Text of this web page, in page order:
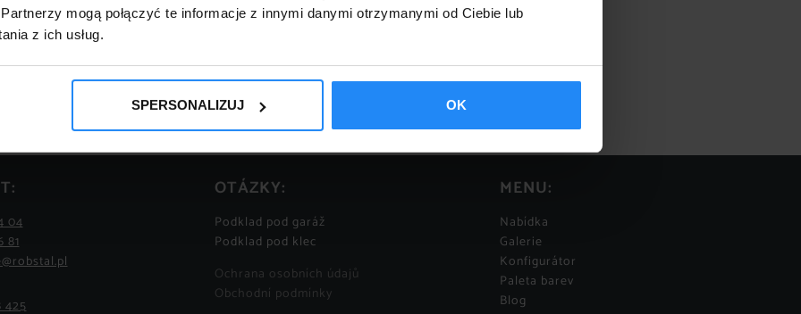
mogą połączyć te informacje z innymi danymi otrzymanymi od Ciebie lub
z ich usług.
SPERSONALIZUJ OK
04
81
425
OTÁZKY:
Podklad pod garáž
Podklad pod klec
Ochrana osobních údajů
Obchodní podmínky
MENU:
Nabídka
Galerie
Konfigurátor
Paleta barev
Blog